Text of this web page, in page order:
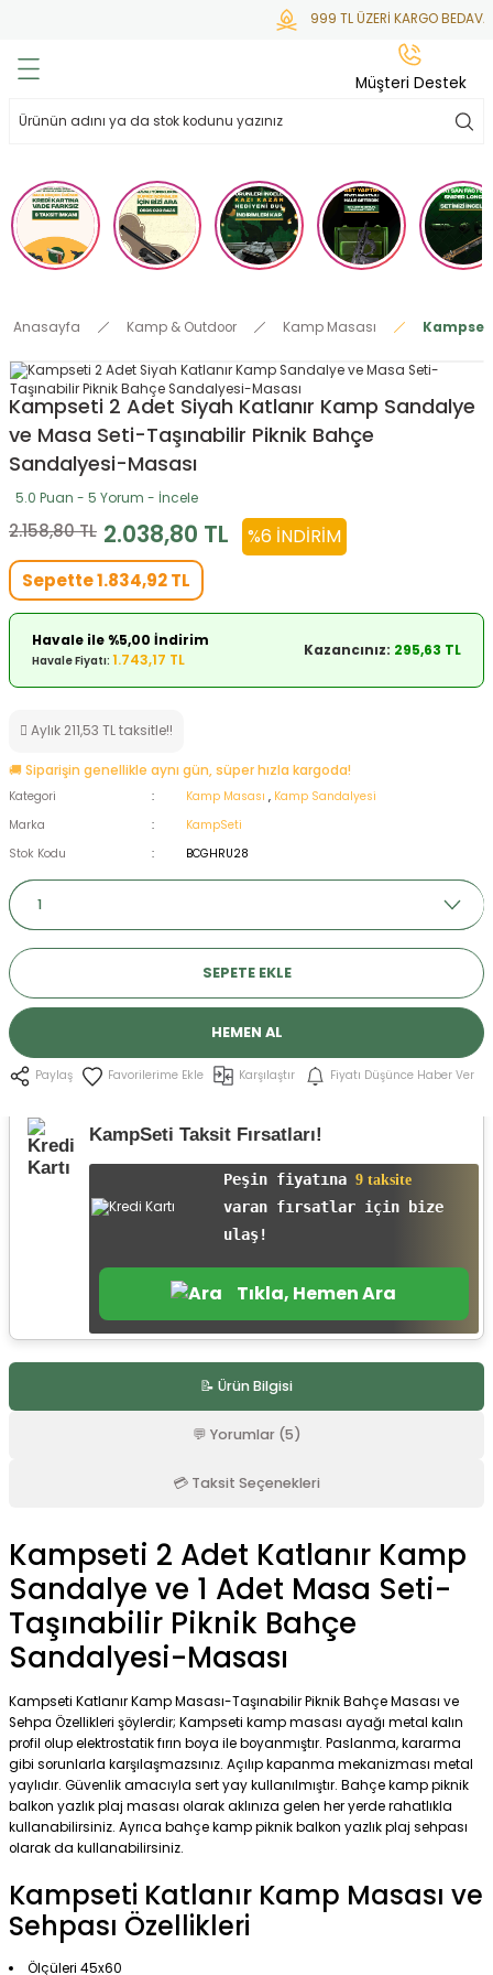
999 TL ÜZERİ KARGO BEDAVA
Mermisi
Anasayfa Kamp & Outdoor Kamp Masası
Kampseti 2 Adet Siyah Katlanır Kamp Sandalye
ve Masa Seti-Taşınabilir Piknik Bahçe
Sandalyesi-Masası
5.0 Puan - 5 Yorum - İncele
2.158,80 TL 2.038,80 TL %6 İNDIRIM
Sepette 1.834,92 TL
Havale ile %5,00 İndirim
Havale Fiyatı: 1.743,17 TL
Kazancınız: 295,63 TL
Aylık 211,53 TL taksitle!!
🚚 Siparişin genellikle aynı gün, süper hızla kargoda!
Kategori Kamp Masası , Kamp Sandalyesi
Marka
KampSeti
Stok Kodu
BCGHRU28
SEPETE EKLE
HEMEN AL
Paylaş Karşılaştır Fiyatı Düşünce Haber Ver
KampSeti Taksit Fırsatları!
Peşin fiyatına 9 taksite
varan fırsatlar için bize
ulaş!
Tıkla, Hemen Ara
📝 Ürün Bilgisi
💬 Yorumlar (5)
💳 Taksit Seçenekleri
Kampseti 2 Adet Katlanır Kamp
Sandalye ve 1 Adet Masa Seti-
Taşınabilir Piknik Bahçe
Sandalyesi-Masası
Kampseti Katlanır Kamp Masası-Taşınabilir Piknik Bahçe Masası ve
Sehpa Özellikleri şöylerdir; Kampseti kamp masası ayağı metal kalın
profil olup elektrostatik fırın boya ile boyanmıştır. Paslanma, kararma
gibi sorunlarla karşılaşmazsınız. Açılıp kapanma mekanizması metal
yaylıdır. Güvenlik amacıyla sert yay kullanılmıştır. Bahçe kamp piknik
balkon yazlık plaj masası olarak aklınıza gelen her yerde rahatlıkla
kullanabilirsiniz. Ayrıca bahçe kamp piknik balkon yazlık plaj sehpası
olarak da kullanabilirsiniz.
Kampseti Katlanır Kamp Masası ve
Sehpası Özellikleri
Ölçüleri 45x60